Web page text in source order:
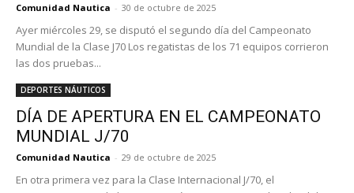
Comunidad Nautica - 30 de octubre de 2025
Ayer miércoles 29, se disputó el segundo día del Campeonato
Mundial de la Clase J70 Los regatistas de los 71 equipos corrieron
las dos pruebas...
DEPORTES NÁUTICOS
DÍA DE APERTURA EN EL CAMPEONATO
MUNDIAL J/70
Comunidad Nautica - 29 de octubre de 2025
En otra primera vez para la Clase Internacional J/70, el